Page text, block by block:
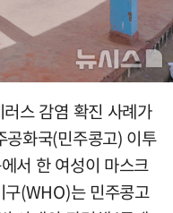
스 감염 확진 사례가
화국(민주콩고) 이투
서 한 여성이 마스크
구(WHO)는 민주콩고